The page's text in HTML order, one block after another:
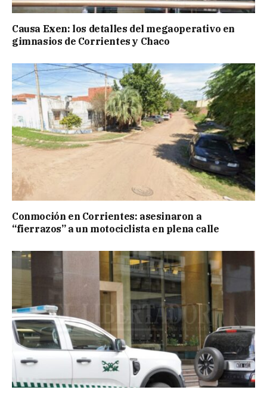
Causa Exen: los detalles del megaoperativo en
gimnasios de Corrientes y Chaco
Conmoción en Corrientes: asesinaron a
“fierrazos” a un motociclista en plena calle